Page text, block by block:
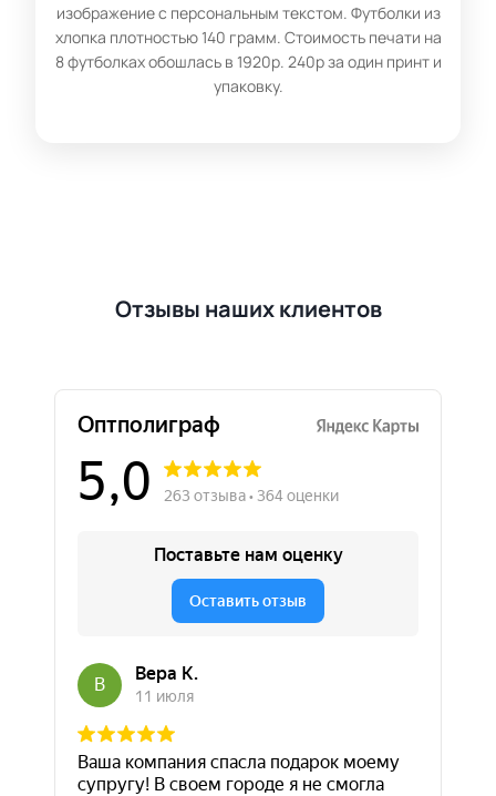
изображение с персональным текстом. Футболки из
хлопка плотностью 140 грамм. Стоимость печати на
8 футболках обошлась в 1920р. 240р за один принт и
упаковку.
Отзывы наших клиентов